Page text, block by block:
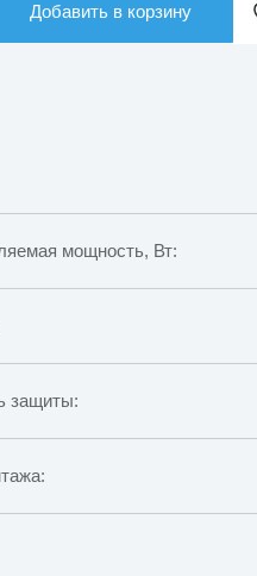
Добавить в корзину
мощность, Вт:
защиты: